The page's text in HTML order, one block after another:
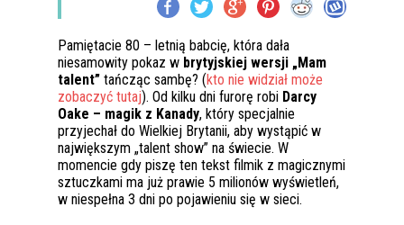
Pamiętacie 80 – letnią babcię, która dała
niesamowity pokaz w brytyjskiej wersji „Mam
talent” tańcząc sambę? (kto nie widział może
zobaczyć tutaj). Od kilku dni furorę robi Darcy
Oake – magik z Kanady, który specjalnie
przyjechał do Wielkiej Brytanii, aby wystąpić w
największym „talent show” na świecie. W
momencie gdy piszę ten tekst filmik z magicznymi
sztuczkami ma już prawie 5 milionów wyświetleń,
w niespełna 3 dni po pojawieniu się w sieci.